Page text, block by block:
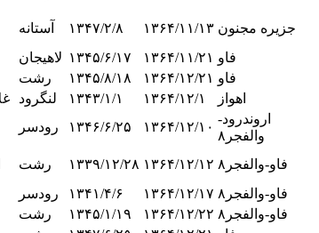
آستانه ۱۳۴۷/۲/۸ ۱۳۶۴/۱۱/۱۳ جزیره مجنون
لاهیجان ۱۳۴۵/۶/۱۷ ۱۳۶۴/۱۱/۲۱ فاو
رشت ۱۳۴۵/۸/۱۸ ۱۳۶۴/۱۲/۲۱ فاو
لنگرود ۱۳۴۳/۱/۱ ۱۳۶۴/۱۲/۱
اهواز
رودسر ۱۳۴۶/۶/۲۵ ۱۳۶۴/۱۲/۱۰
اروندرود-
والفجر۸
رشت ۱۳۳۹/۱۲/۲۸ ۱۳۶۴/۱۲/۱۲
فاو-والفجر۸
رودسر ۱۳۴۱/۴/۶ ۱۳۶۴/۱۲/۱۷
فاو-والفجر۸
رشت ۱۳۴۵/۱/۱۹ ۱۳۶۴/۱۲/۲۲
فاو-والفجر۸